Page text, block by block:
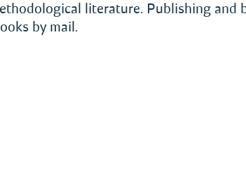
literature. Publishing and
by mail.